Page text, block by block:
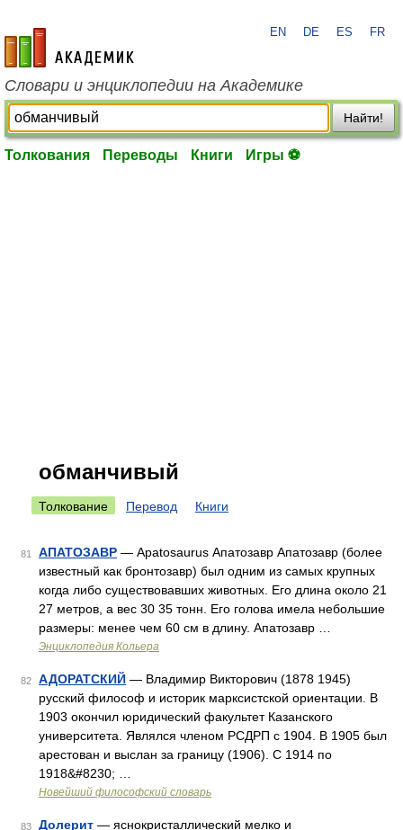
academic.ru
EN DE ES FR
Словари и энциклопедии на Академике
Найти!
Толкования Переводы Книги Игры ⚽
обманчивый
Толкование Перевод Книги
81 АПАТОЗАВР — Apatosaurus Апатозавр Апатозавр (более
известный как бронтозавр) был одним из самых крупных
когда либо существовавших животных. Его длина около 21
27 метров, а вес 30 35 тонн. Его голова имела небольшие
размеры: менее чем 60 см в длину. Апатозавр …
Энциклопедия Кольера
82 АДОРАТСКИЙ — Владимир Викторович (1878 1945)
русский философ и историк марксистской ориентации. В
1903 окончил юридический факультет Казанского
университета. Являлся членом РСДРП с 1904. В 1905 был
арестован и выслан за границу (1906). С 1914 по
1918&#8230; …
Новейший философский словарь
83 Долерит — яснокристаллический мелко и